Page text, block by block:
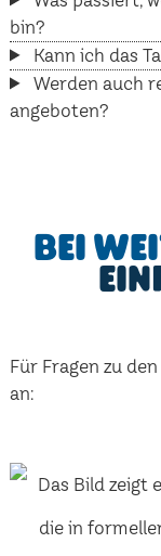
bin?
Kann ich das
Werden auch
angeboten?
Bei
Für Fragen zu
an: